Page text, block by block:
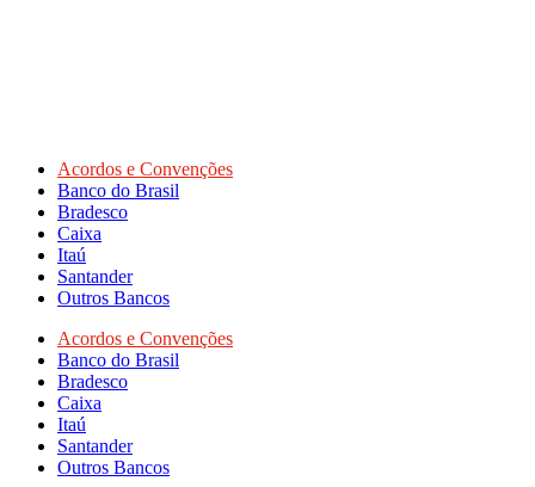
Acordos e Convenções
Banco do Brasil
Bradesco
Caixa
Itaú
Santander
Outros Bancos
Acordos e Convenções
Banco do Brasil
Bradesco
Caixa
Itaú
Santander
Outros Bancos